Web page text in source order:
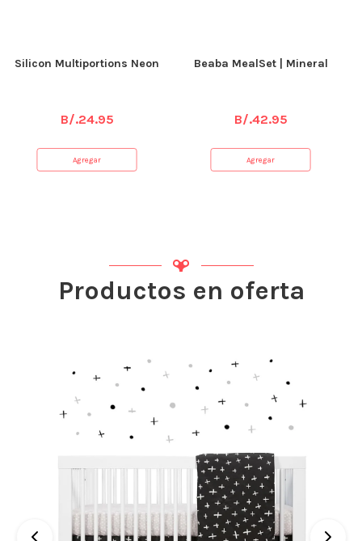
Silicon Multiportions Neon
B/.24.95
Agregar
Beaba MealSet | Mineral
B/.42.95
Agregar
Productos en oferta